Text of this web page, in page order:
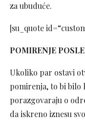
za ubuduće.
[su_quote
POMIRENJE
Ukoliko par ostavi
pomirenja, to bi bilo
porazgovaraju o
da iskreno iznesu